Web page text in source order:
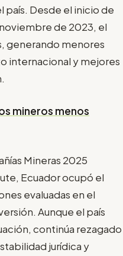
Desde el inicio de
de 2023, el
generando menores
internacional y mejores
mineros menos
Mineras 2025
Ecuador ocupó el
evaluadas en el
Aunque el país
continúa rezagado
jurídica y